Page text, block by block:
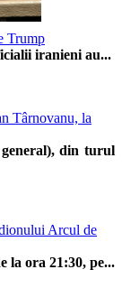
Trump
iranieni au...
Târnovanu, la
din turul
Arcul de
la ora 21:30, pe...